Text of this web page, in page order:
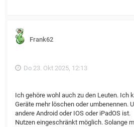
Frank62
Do 23. Okt 2025, 12:13
Ich gehöre wohl auch zu den Leuten. Ich
Geräte mehr löschen oder umbenennen.
andere Android oder IOS oder iPadOS ist.
Nutzen eingeschränkt möglich. Solange